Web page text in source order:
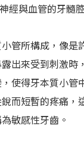
經與血管的牙髓
管所構成，像是
出來受到刺激時
使得牙本質小管
而短暫的疼痛，
敏感性牙齒。